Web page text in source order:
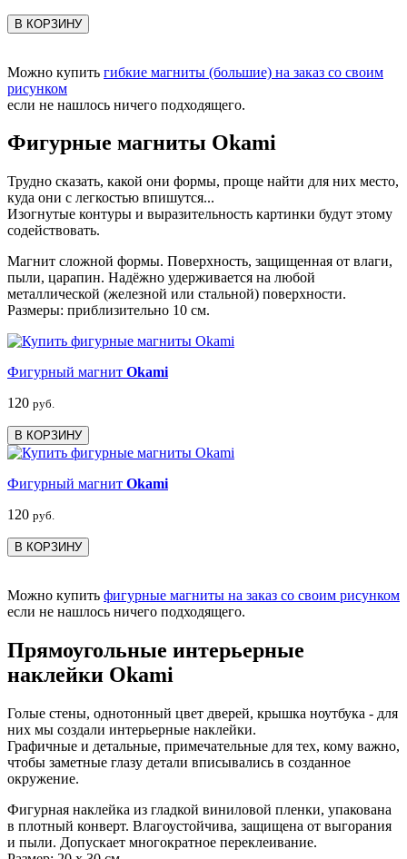
В КОРЗИНУ
Можно купить гибкие магниты (большие) на заказ со своим
рисунком
если не нашлось ничего подходящего.
Фигурные магниты Okami
Трудно сказать, какой они формы, проще найти для них место,
куда они с легкостью впишутся...
Изогнутые контуры и выразительность картинки будут этому
содействовать.
Магнит сложной формы. Поверхность, защищенная от влаги,
пыли, царапин. Надёжно удерживается на любой
металлической (железной или стальной) поверхности.
Размеры: приблизительно 10 см.
Фигурный магнит Okami
120 руб.
В КОРЗИНУ
Фигурный магнит Okami
120 руб.
В КОРЗИНУ
Можно купить фигурные магниты на заказ со своим рисунком
если не нашлось ничего подходящего.
Прямоугольные интерьерные
наклейки Okami
Голые стены, однотонный цвет дверей, крышка ноутбука - для
них мы создали интерьерные наклейки.
Графичные и детальные, примечательные для тех, кому важно,
чтобы заметные глазу детали вписывались в созданное
окружение.
Фигурная наклейка из гладкой виниловой пленки, упакована
в плотный конверт. Влагоустойчива, защищена от выгорания
и пыли. Допускает многократное переклеивание.